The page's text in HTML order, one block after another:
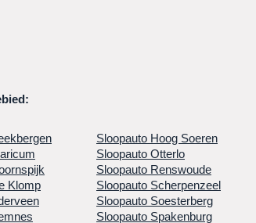
Klomp
Sloopauto Hoog Soeren
Sloopauto Otterlo
Sloopauto Renswoude
Sloopauto Scherpenzeel
Sloopauto Soesterberg
Sloopauto Spakenburg